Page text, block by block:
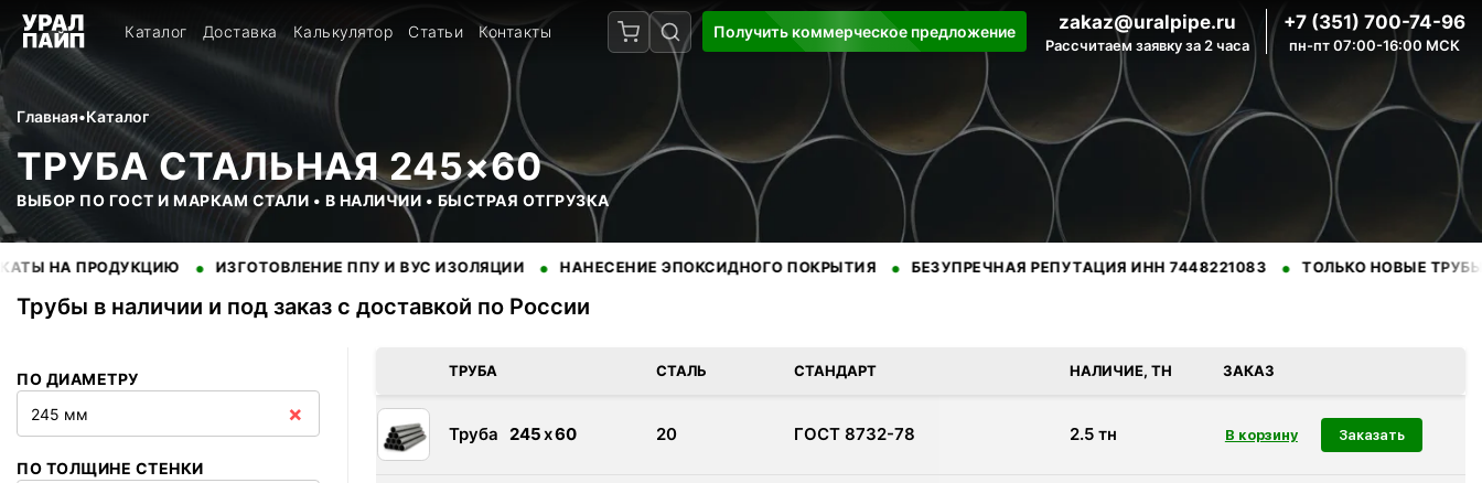
Каталог Доставка Калькулятор Статьи Контакты Получить коммерческое предложение zakaz@uralpipe.ru
Рассчитаем заявку за 2 часа
+7 (351) 700-74-96
пн-пт 07:00-16:00 МСК
Главная•Каталог
ТРУБА СТАЛЬНАЯ 245×60
ВЫБОР ПО ГОСТ И МАРКАМ СТАЛИ • В НАЛИЧИИ • БЫСТРАЯ ОТГРУЗКА
ПРОДУКЦИЮ • ИЗГОТОВЛЕНИЕ ППУ И ВУС ИЗОЛЯЦИИ • НАНЕСЕНИЕ ЭПОКСИДНОГО ПОКРЫТИЯ • БЕЗУПРЕЧНАЯ РЕПУТАЦИЯ ИНН 7448221083 • ТОЛЬКО НОВЫЕ ТРУБЫ •
Трубы в наличии и под заказ с доставкой по России
ПО ДИАМЕТРУ
245 мм
×
ПО ТОЛЩИНЕ СТЕНКИ
ТРУБА СТАЛЬ СТАНДАРТ НАЛИЧИЕ, ТН ЗАКАЗ
Труба 245x60 20 ГОСТ 8732-78 2.5тн Заказать